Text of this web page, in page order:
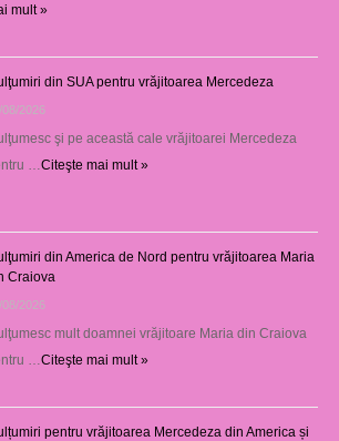
mult »
din SUA pentru vrăjitoarea Mercedeza
08/2026
şi pe această cale vrăjitoarei Mercedeza
… Citeşte mai mult »
din America de Nord pentru vrăjitoarea Maria
Craiova
08/2026
mult doamnei vrăjitoare Maria din Craiova
… Citeşte mai mult »
pentru vrăjitoarea Mercedeza din America și